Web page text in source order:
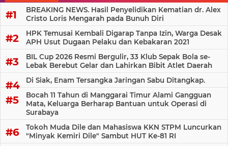
BREAKING NEWS. Hasil Penyelidikan Kematian dr. Alex
Cristo Loris Mengarah pada Bunuh Diri
HPK Temusai Kembali Digarap Tanpa Izin, Warga Desak
APH Usut Dugaan Pelaku dan Kebakaran 2021
BIL Cup 2026 Resmi Bergulir, 33 Klub Sepak Bola se-
Lebak Berebut Gelar dan Lahirkan Bibit Atlet Daerah
Di Siak, Enam Tersangka Jaringan Sabu Ditangkap.
Bocah 11 Tahun di Manggarai Timur Alami Gangguan
Mata, Keluarga Berharap Bantuan untuk Operasi di
Surabaya
Tokoh Muda Dile dan Mahasiswa KKN STPM Luncurkan
"Minyak Kemiri Dile" Sambut HUT Ke-81 RI